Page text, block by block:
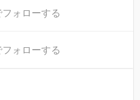
フォローする
フォローする